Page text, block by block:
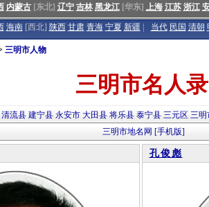
内蒙古[东北] 辽宁 吉林 黑龙江[华东] 上海 江苏 浙江
海南[西北] 陕西 甘肃 青海 宁夏 新疆 当代 民国 清朝
三明市人物
三明市名人录
清流县 建宁县 永安市 大田县 将乐县 泰宁县 三元区 三明
三明市地名网 [手机版]
孔俊彪